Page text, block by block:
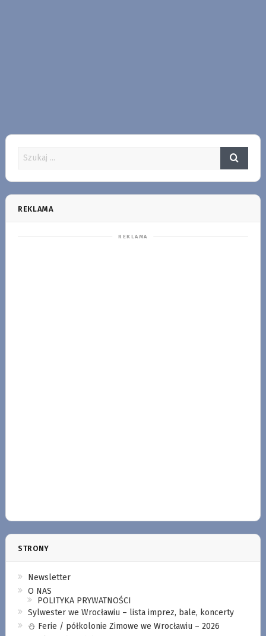
REKLAMA
STRONY
Newsletter
O NAS
POLITYKA PRYWATNOŚCI
Sylwester we Wrocławiu – lista imprez, bale, koncerty
⛄️ Ferie / półkolonie Zimowe we Wrocławiu – 2026